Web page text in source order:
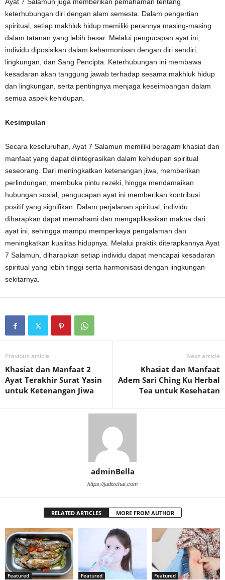
Ayat 7 Salamun juga memberikan pemahaman tentang
keterhubungan diri dengan alam semesta. Dalam pengertian
spiritual, setiap makhluk hidup memiliki perannya masing-masing
dalam tatanan yang lebih besar. Melalui pengucapan ayat ini,
individu diposisikan dalam keharmonisan dengan diri sendiri,
lingkungan, dan Sang Pencipta. Keterhubungan ini membawa
kesadaran akan tanggung jawab terhadap sesama makhluk hidup
dan lingkungan, serta pentingnya menjaga keseimbangan dalam
semua aspek kehidupan.
Kesimpulan
Secara keseluruhan, Ayat 7 Salamun memiliki beragam khasiat dan
manfaat yang dapat diintegrasikan dalam kehidupan spiritual
seseorang. Dari meningkatkan ketenangan jiwa, memberikan
perlindungan, membuka pintu rezeki, hingga mendamaikan
hubungan sosial, pengucapan ayat ini memberikan kontribusi
positif yang signifikan. Dalam perjalanan spiritual, individu
diharapkan dapat memahami dan mengaplikasikan makna dari
ayat ini, sehingga mampu memperkaya pengalaman dan
meningkatkan kualitas hidupnya. Melalui praktik diterapkannya Ayat
7 Salamun, diharapkan setiap individu dapat mencapai kesadaran
spiritual yang lebih tinggi serta harmonisasi dengan lingkungan
sekitarnya.
Previous article
Khasiat dan Manfaat 2
Ayat Terakhir Surat Yasin
untuk Ketenangan Jiwa
Next article
Khasiat dan Manfaat
Adem Sari Ching Ku Herbal
Tea untuk Kesehatan
adminBella
https://jadisehat.com
RELATED ARTICLES MORE FROM AUTHOR
Featured Featured Featured